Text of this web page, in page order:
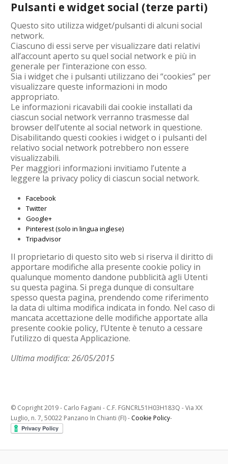
Pulsanti e widget social (terze parti)
Questo sito utilizza widget/pulsanti di alcuni social
network.
Ciascuno di essi serve per visualizzare dati relativi
all’account aperto su quel social network e più in
generale per l’interazione con esso.
Sia i widget che i pulsanti utilizzano dei “cookies” per
visualizzare queste informazioni in modo
appropriato.
Le informazioni ricavabili dai cookie installati da
ciascun social network verranno trasmesse dal
browser dell’utente al social network in questione.
Disabilitando questi cookies i widget o i pulsanti del
relativo social network potrebbero non essere
visualizzabili.
Per maggiori informazioni invitiamo l’utente a
leggere la privacy policy di ciascun social network.
Facebook
Twitter
Google+
Pinterest (solo in lingua inglese)
Tripadvisor
Il proprietario di questo sito web si riserva il diritto di
apportare modifiche alla presente cookie policy in
qualunque momento dandone pubblicità agli Utenti
su questa pagina. Si prega dunque di consultare
spesso questa pagina, prendendo come riferimento
la data di ultima modifica indicata in fondo. Nel caso di
mancata accettazione delle modifiche apportate alla
presente cookie policy, l’Utente è tenuto a cessare
l’utilizzo di questa Applicazione.
Ultima modifica: 26/05/2015
© Copright 2019 - Carlo Fagiani - C.F. FGNCRL51H03H183Q - Via XX
Luglio, n. 7, 50022 Panzano In Chianti (FI) - Cookie Policy-